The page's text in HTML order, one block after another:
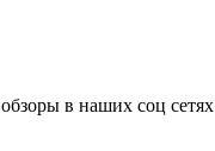
в наших соц сетях